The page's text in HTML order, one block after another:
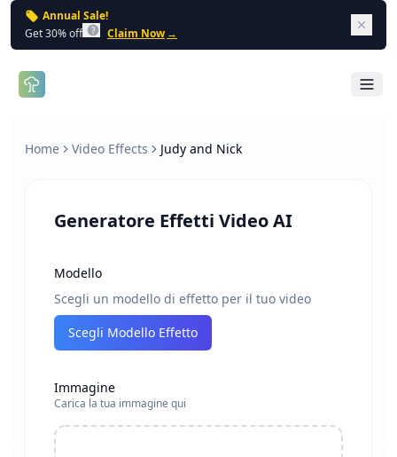
Annual Sale!
Get 30% off
Claim Now →
Open
Home Video Effects Judy and Nick
Generatore Effetti Video AI
Modello
Scegli un modello di effetto per il tuo video
Scegli Modello Effetto
Immagine
Carica la tua immagine qui